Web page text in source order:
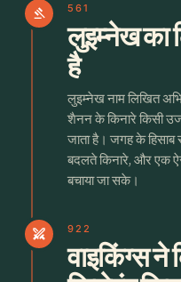
gavel 561
लुइम्नेख का
है
लुइम्नेख नाम लिखित
शैनन के किनारे किसी
जाता है। जगह के हिसाब
बदलते किनारे, और एक
बचाया जा सके।
swords 922
वाइकिंग्स